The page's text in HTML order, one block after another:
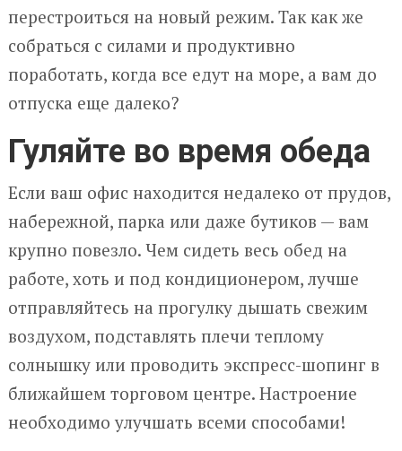
перестроиться на новый режим. Так как же
собраться с силами и продуктивно
поработать, когда все едут на море, а вам до
отпуска еще далеко?
Гуляйте во время обеда
Если ваш офис находится недалеко от прудов,
набережной, парка или даже бутиков — вам
крупно повезло. Чем сидеть весь обед на
работе, хоть и под кондиционером, лучше
отправляйтесь на прогулку дышать свежим
воздухом, подставлять плечи теплому
солнышку или проводить экспресс-шопинг в
ближайшем торговом центре. Настроение
необходимо улучшать всеми способами!